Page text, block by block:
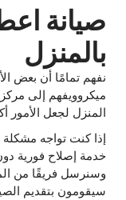
صيانة
بالمنزل
نفهم تمامًا أن بعض
ميكروويفهم إلى
المنزل لجعل الأمور
إذا كنت تواجه
خدمة إصلاح فورية
وسنرسل فريقًا من
سيقومون بتقديم